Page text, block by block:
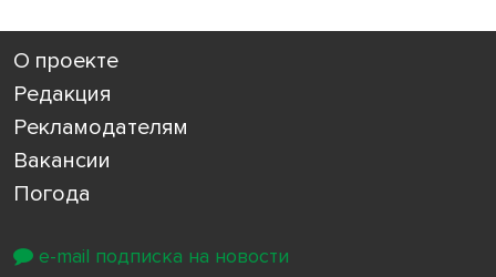
О проекте
Редакция
Рекламодателям
Вакансии
Погода
e-mail подписка на новости